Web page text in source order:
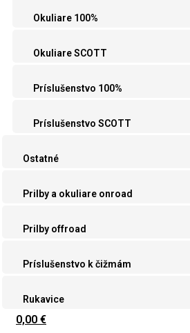
Okuliare 100%
Okuliare SCOTT
Príslušenstvo 100%
Príslušenstvo SCOTT
Ostatné
Prilby a okuliare onroad
Prilby offroad
Príslušenstvo k čižmám
Rukavice
0,00 €